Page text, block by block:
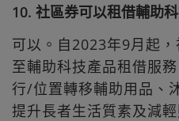
10. 社區券可以租借輔助
可以。自2023年9月起
至輔助科技產品租借服
行/位置轉移輔助用品、
提升長者生活質素及減